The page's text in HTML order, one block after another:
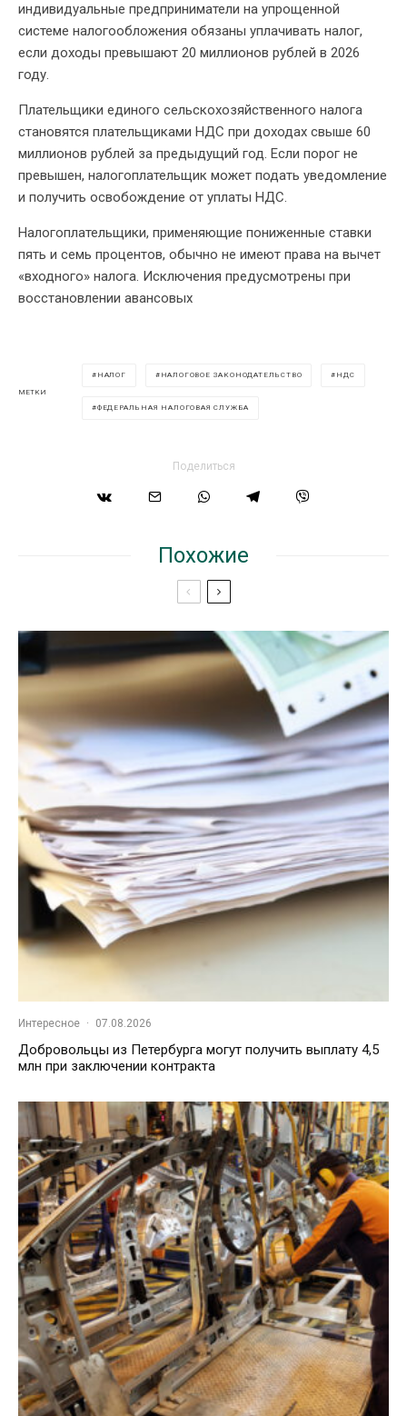
индивидуальные предприниматели на упрощенной
системе налогообложения обязаны уплачивать налог,
если доходы превышают 20 миллионов рублей в 2026
году.
Плательщики единого сельскохозяйственного налога
становятся плательщиками НДС при доходах свыше 60
миллионов рублей за предыдущий год. Если порог не
превышен, налогоплательщик может подать уведомление
и получить освобождение от уплаты НДС.
Налогоплательщики, применяющие пониженные ставки
пять и семь процентов, обычно не имеют права на вычет
«входного» налога. Исключения предусмотрены при
восстановлении авансовых
МЕТКИ
НАЛОГ НАЛОГОВОЕ ЗАКОНОДАТЕЛЬСТВО НДС
ФЕДЕРАЛЬНАЯ НАЛОГОВАЯ СЛУЖБА
Поделиться
Похожие
Интересное · 07.08.2026
Добровольцы из Петербурга могут получить выплату 4,5
млн при заключении контракта